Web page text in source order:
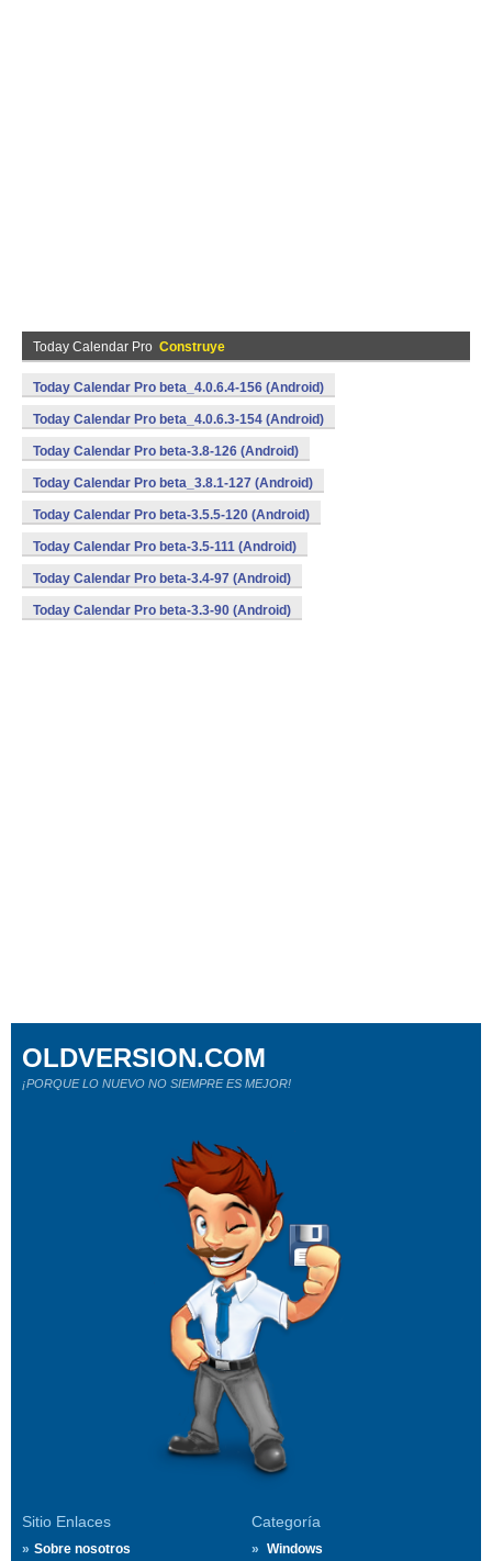
Today Calendar Pro Construye
Today Calendar Pro beta_4.0.6.4-156 (Android)
Today Calendar Pro beta_4.0.6.3-154 (Android)
Today Calendar Pro beta-3.8-126 (Android)
Today Calendar Pro beta_3.8.1-127 (Android)
Today Calendar Pro beta-3.5.5-120 (Android)
Today Calendar Pro beta-3.5-111 (Android)
Today Calendar Pro beta-3.4-97 (Android)
Today Calendar Pro beta-3.3-90 (Android)
Sitio Enlaces
Sobre nosotros
Categoría
Windows
OLDVERSION.COM
¡PORQUE LO NUEVO NO SIEMPRE ES MEJOR!